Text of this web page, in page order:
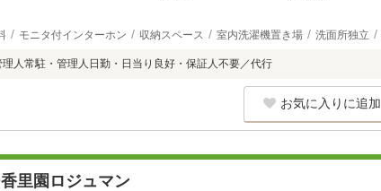
モニタ付インターホン 収納スペース 室内洗濯機置き場 洗面所独立
人常駐・管理人日勤・日当り良好・保証人不要／代行
お気に入りに追加
里園ロジュマン